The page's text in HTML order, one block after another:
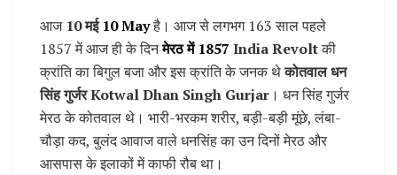
आज 10 मई10 Mayहै। आज से लगभग 163 साल पहले
1857 में आज ही के दिनमेरठ में 1857 India Revoltकी
क्रांति का बिगुल बजा और इस क्रांति के जनक थेकोतवाल धन
सिंह गुर्जर Kotwal Dhan Singh Gurjar । धन सिंह गुर्जर
मेरठ के कोतवाल थे। भारी-भरकम शरीर, बड़ी-बड़ी मूंछे, लंबा-
चौड़ा कद, बुलंद आवाज वाले धनसिंह का उन दिनों मेरठ और
आसपास के इलाकों में काफी रौब था।